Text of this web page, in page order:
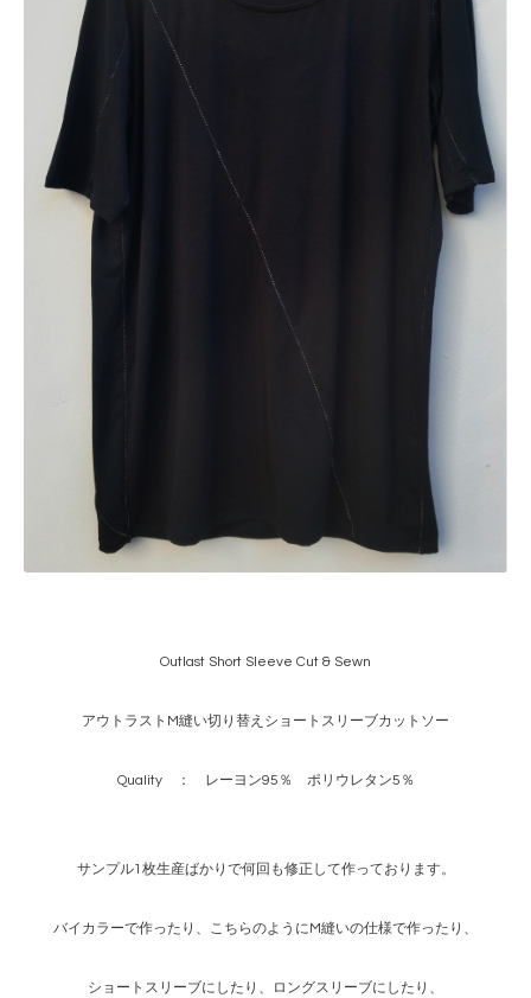
Outlast Short Sleeve Cut & Sewn
アウトラストM縫い切り替えショートスリーブカットソー
Quality ： レーヨン95％ ポリウレタン5％
サンプル1枚生産ばかりで何回も修正して作っております。
バイカラーで作ったり、こちらのようにM縫いの仕様で作ったり、
ショートスリーブにしたり、ロングスリーブにしたり、